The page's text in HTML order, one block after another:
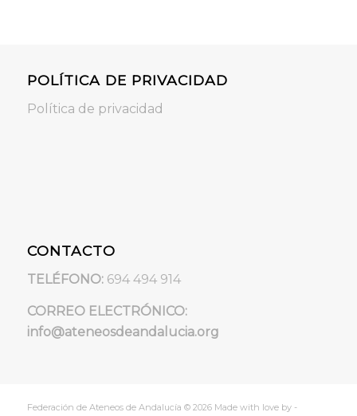
POLÍTICA DE PRIVACIDAD
Política de privacidad
CONTACTO
TELÉFONO:694 494 914
CORREO ELECTRÓNICO:
info@ateneosdeandalucia.org
Federación de Ateneos de Andalucía © 2026 Made with love by -